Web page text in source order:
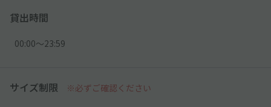
貸出時間
00:00〜23:59
サイズ制限 ※必ずご確認ください